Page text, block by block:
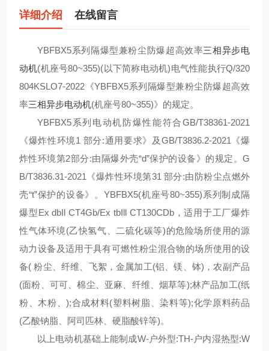
详细介绍 在线留言
YBFBX5系列隔爆型兼粉尘防爆超高效率三相异步电
动机(机座号80~355)(以下简称电动机)电气性能执行Q/320
804KSLO7-2022《YBFBX5系列隔爆型兼粉尘防爆超高效
率三相异步电动机(机座号80~355)》的规定。
YBFBX5系列电动机防爆性能符合GB/T38361-2021
《爆炸性环境1 部分:通用要求》及GB/T3836.2-2021《爆
炸性环境第2部分:由隔爆外壳“d”保护的设备》的规定。G
B/T3836.31-2021《爆炸性环境第31 部分:由防粉尘点燃外
壳“t”保护的设备》。YBFBX5(机座号80~355)系列制成隔
爆型Ex dbIl CT4Gb/Ex tbIll CT130CDb，适用于工厂爆炸
性气体环境(乙快氢气、二硫化碳等)的危险场所使用的源
动力设备及适用于具有可燃性粉尘混合物的场所使用的设
备( 粉尘、纤维、飞絮，金属加工(铝、镁、钵)，农副产品
(面粉、可可、棉尘、亚麻、纤维、烟草等);林产品加工(纸
粉、木粉、);合成材料(塑料树脂、染料等);化学原料药品
(乙酸钠脂、阿司匹林、硬脂酸锌等)。
以上电动机基础上能制成W-户外型:TH-户内湿热型:W